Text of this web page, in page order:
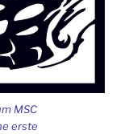
MSC
erste